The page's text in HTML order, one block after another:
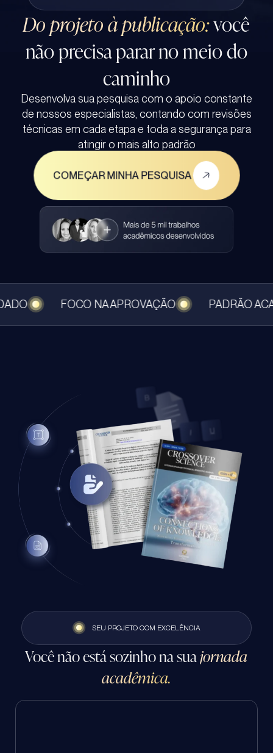
Do projeto à publicação:você
não precisa parar no meio do
caminho
Desenvolva sua pesquisa com o apoio constante
de nossos especialistas, contando com revisões
técnicas em cada etapa e toda a segurança para
atingir o mais alto padrão
COMEÇAR MINHA PESQUISA
FOCO NA APROVAÇÃO PADRÃO
SEU PROJETO COM EXCELÊNCIA
Você não está sozinho na suajornada
acadêmica.